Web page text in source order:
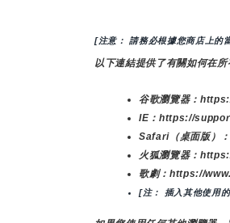
[注意： 請務必根據您商店上的
以下連結提供了有關如何在
谷歌瀏覽器：
IE：https://
Safari（桌面版）
火狐瀏覽器：
歌劇：https://
[注： 插入其他使用